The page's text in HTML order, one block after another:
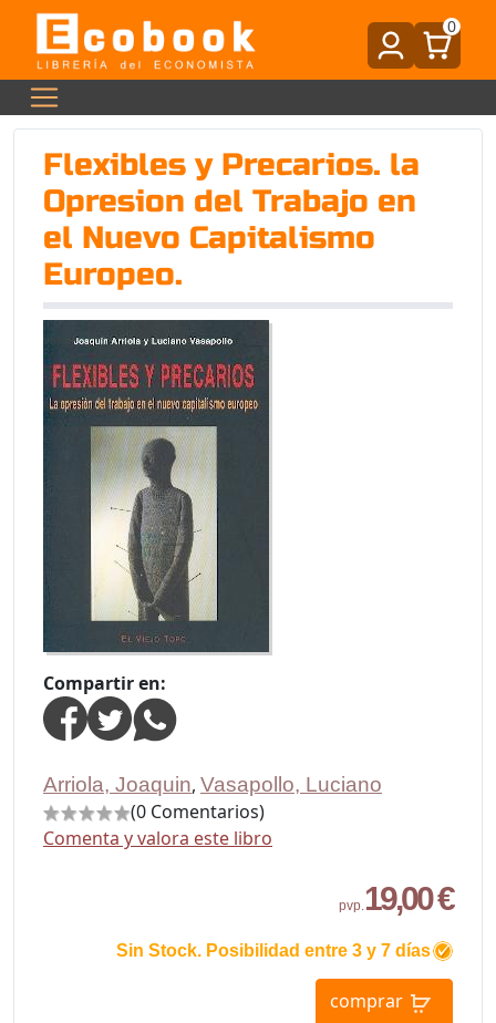
0
Flexibles y Precarios. la
Opresion del Trabajo en
el Nuevo Capitalismo
Europeo.
Compartir en:
Arriola, Joaquin, Vasapollo, Luciano
(0 Comentarios)
Comenta y valora este libro
pvp.19,00 €
Sin Stock. Posibilidad entre 3 y 7 días
comprar